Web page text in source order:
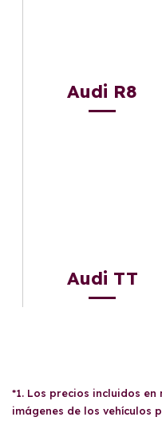
Audi R8
Audi TT
*1. Los precios incluidos en
imágenes de los vehículos